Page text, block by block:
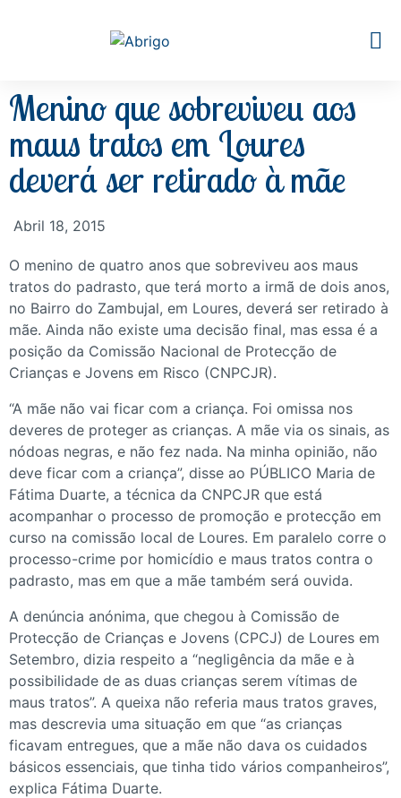
Menino que sobreviveu aos
maus tratos em Loures
deverá ser retirado à mãe
Abril 18, 2015
O menino de quatro anos que sobreviveu aos maus
tratos do padrasto, que terá morto a irmã de dois anos,
no Bairro do Zambujal, em Loures, deverá ser retirado à
mãe. Ainda não existe uma decisão final, mas essa é a
posição da Comissão Nacional de Protecção de
Crianças e Jovens em Risco (CNPCJR).
“A mãe não vai ficar com a criança. Foi omissa nos
deveres de proteger as crianças. A mãe via os sinais, as
nódoas negras, e não fez nada. Na minha opinião, não
deve ficar com a criança”, disse ao PÚBLICO Maria de
Fátima Duarte, a técnica da CNPCJR que está
acompanhar o processo de promoção e protecção em
curso na comissão local de Loures. Em paralelo corre o
processo-crime por homicídio e maus tratos contra o
padrasto, mas em que a mãe também será ouvida.
A denúncia anónima, que chegou à Comissão de
Protecção de Crianças e Jovens (CPCJ) de Loures em
Setembro, dizia respeito a “negligência da mãe e à
possibilidade de as duas crianças serem vítimas de
maus tratos”. A queixa não referia maus tratos graves,
mas descrevia uma situação em que “as crianças
ficavam entregues, que a mãe não dava os cuidados
básicos essenciais, que tinha tido vários companheiros”,
explica Fátima Duarte.